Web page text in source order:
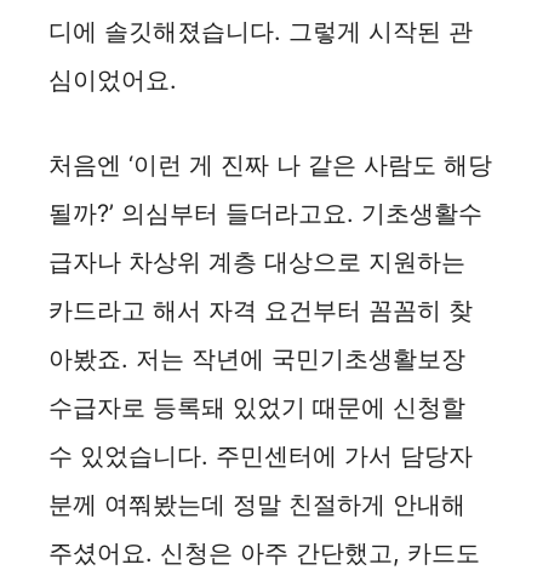
디에 솔깃해졌습니다. 그렇게 시작된 관
심이었어요.
처음엔 ‘이런 게 진짜 나 같은 사람도 해당
될까?’ 의심부터 들더라고요. 기초생활수
급자나 차상위 계층 대상으로 지원하는
카드라고 해서 자격 요건부터 꼼꼼히 찾
아봤죠. 저는 작년에 국민기초생활보장
수급자로 등록돼 있었기 때문에 신청할
수 있었습니다. 주민센터에 가서 담당자
분께 여쭤봤는데 정말 친절하게 안내해
주셨어요. 신청은 아주 간단했고, 카드도